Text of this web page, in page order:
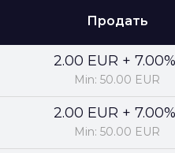
Продать
2.00 EUR +
Min: 50.00 EUR
2.00 EUR +
Min: 50.00 EUR